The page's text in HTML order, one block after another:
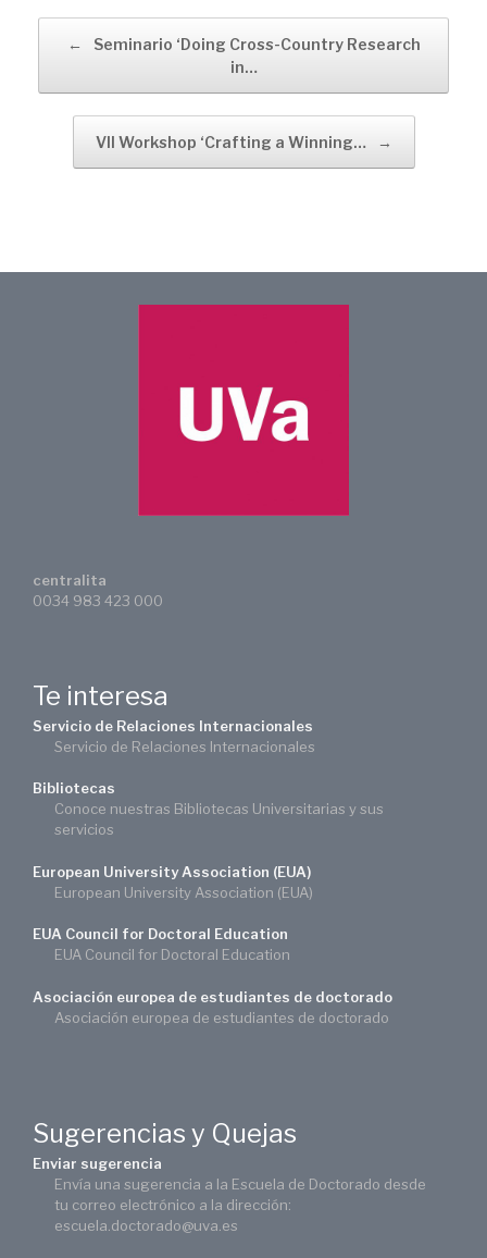
←
Seminario ‘Doing Cross-Country Research
in…
VII Workshop ‘Crafting a Winning… →
centralita
0034 983 423 000
Te interesa
Servicio de Relaciones Internacionales
Servicio de Relaciones Internacionales
Bibliotecas
Conoce nuestras Bibliotecas Universitarias y sus
servicios
European University Association (EUA)
European University Association (EUA)
EUA Council for Doctoral Education
EUA Council for Doctoral Education
Asociación europea de estudiantes de doctorado
Asociación europea de estudiantes de doctorado
Sugerencias y Quejas
Enviar sugerencia
Envía una sugerencia a la Escuela de Doctorado desde
tu correo electrónico a la dirección:
escuela.doctorado@uva.es